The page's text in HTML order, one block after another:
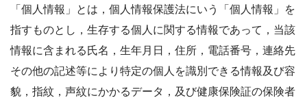
「個人情報」とは，個人情報保護法にいう「個人情報」を
指すものとし，生存する個人に関する情報であって，当該
情報に含まれる氏名，生年月日，住所，電話番号，連絡先
その他の記述等により特定の個人を識別できる情報及び容
貌，指紋，声紋にかかるデータ，及び健康保険証の保険者